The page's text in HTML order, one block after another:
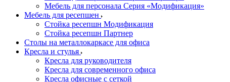
Мебель для персонала Серия «Модификация»
Мебель для ресепшен
Стойка ресепшн Модификация
Стойка ресепшн Партнер
Столы на металлокаркасе для офиса
Кресла и стулья
Кресла для руководителя
Кресла для современного офиса
Кресла офисные с сеткой